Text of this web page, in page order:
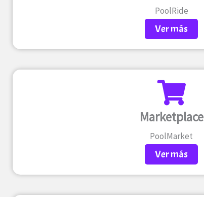
PoolRide
Ver más
Marketplace
PoolMarket
Ver más